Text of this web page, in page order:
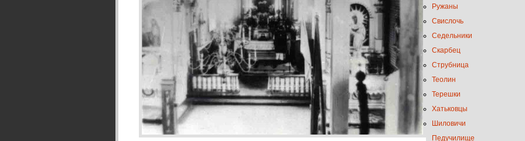
Ружаны
Свислочь
Седельники
Скарбец
Струбница
Теолин
Терешки
Хатьковцы
Шиловичи
Педучилище